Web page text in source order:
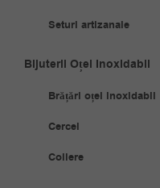
Seturi artizanale
Bijuterii Oțel Inoxidabil
Brățări oțel inoxidabil
Cercei
Coliere